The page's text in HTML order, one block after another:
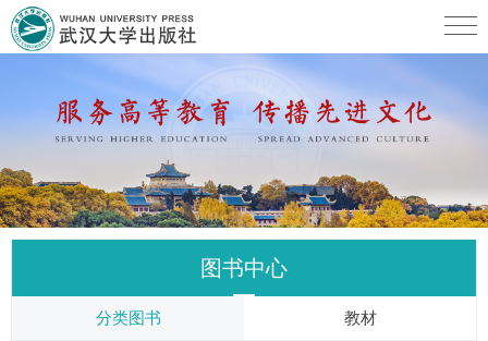
图书中心
分类图书 教材